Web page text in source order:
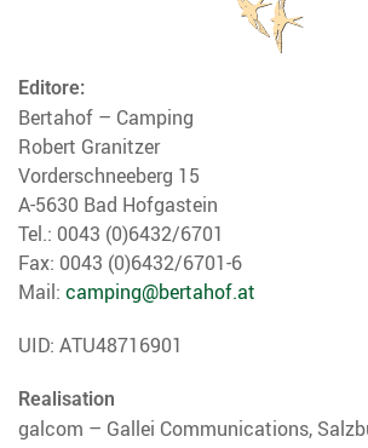
Editore:
Bertahof – Camping
Robert Granitzer
Vorderschneeberg 15
A-5630 Bad Hofgastein
Tel.: 0043 (0)6432/6701
Fax: 0043 (0)6432/6701-6
Mail: camping@bertahof.at
UID: ATU48716901
Realisation
galcom – Gallei Communications,